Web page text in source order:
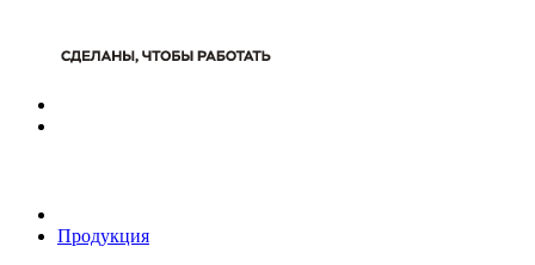
Продукция